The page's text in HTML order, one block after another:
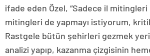
ifade eden Özel, “Sadece il
mitingleri de yapmayı istiyorum,
Rastgele bütün şehirleri gezmek
analizi yapıp, kazanma çizgisinin